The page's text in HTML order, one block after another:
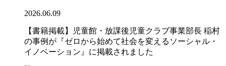
2026.06.09
【書籍掲載】児童館・放課後児童クラブ事業部長 稲村
の事例が『ゼロから始めて社会を変えるソーシャル・
イノベーション』に掲載されました